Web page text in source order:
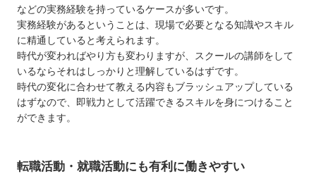
などの実務経験を持っているケースが多いです。
実務経験があるということは、現場で必要となる知識やスキル
に精通していると考えられます。
時代が変わればやり方も変わりますが、スクールの講師をして
いるならそれはしっかりと理解しているはずです。
時代の変化に合わせて教える内容もブラッシュアップしている
はずなので、即戦力として活躍できるスキルを身につけること
ができます。
転職活動・就職活動にも有利に働きやすい